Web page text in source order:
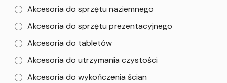
Akcesoria do sprzętu naziemnego
Akcesoria do sprzętu prezentacyjnego
Akcesoria do tabletów
Akcesoria do utrzymania czystości
Akcesoria do wykończenia ścian